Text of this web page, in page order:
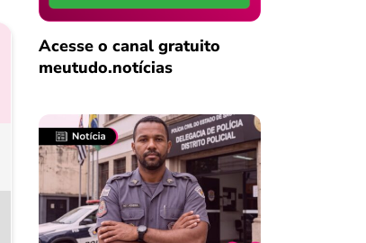
Acesse o canal gratuito
meutudo.notícias